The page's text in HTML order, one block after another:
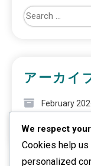
アーカイ
February
January 2026
We respect
Cookies help
personalized